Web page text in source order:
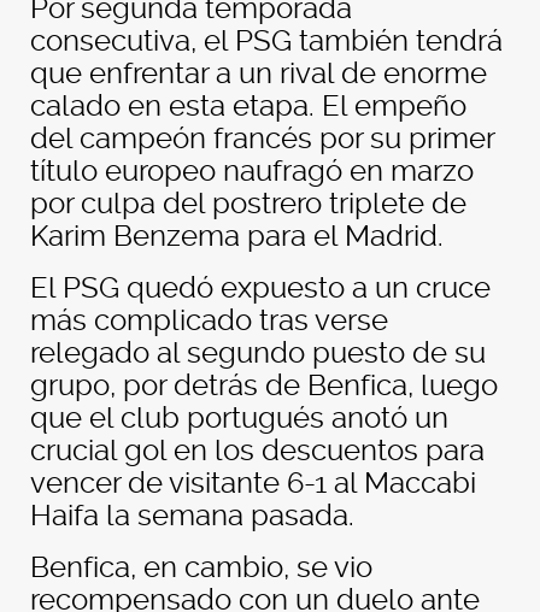
Por segunda temporada
consecutiva, el PSG también tendrá
que enfrentar a un rival de enorme
calado en esta etapa. El empeño
del campeón francés por su primer
título europeo naufragó en marzo
por culpa del postrero triplete de
Karim Benzema para el Madrid.
El PSG quedó expuesto a un cruce
más complicado tras verse
relegado al segundo puesto de su
grupo, por detrás de Benfica, luego
que el club portugués anotó un
crucial gol en los descuentos para
vencer de visitante 6-1 al Maccabi
Haifa la semana pasada.
Benfica, en cambio, se vio
recompensado con un duelo ante